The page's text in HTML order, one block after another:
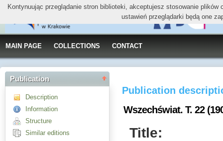
MAIN PAGE COLLECTIONS CONTACT
Publication
Description
Information
Structure
Similar editions
Publication
Wszechświat. T. 22
Title:
Kontynuując przeglądanie stron biblioteki, akceptujesz stosowanie
ustawień przeglądarki będą one